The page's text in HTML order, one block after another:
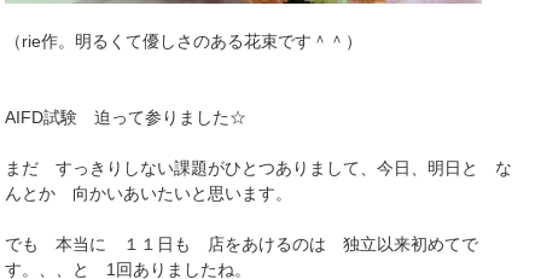
（rie作。明るくて優しさのある花束です＾＾）
AIFD試験 迫って参りました☆
まだ すっきりしない課題がひとつありまして、今日、明日と な
んとか 向かいあいたいと思います。
でも 本当に １１日も 店をあけるのは 独立以来初めてで
す。、、と 1回ありましたね。